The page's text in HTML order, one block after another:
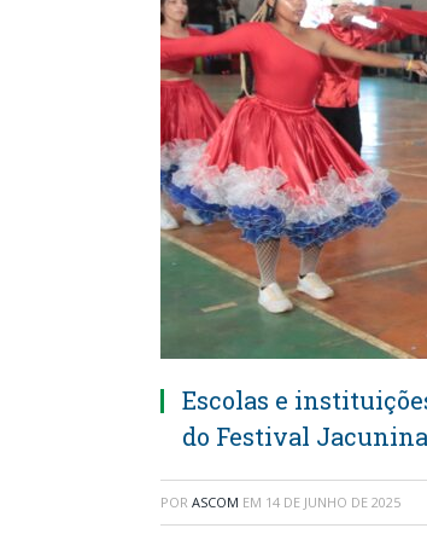
Escolas e
do Festival Jacunina
POR ASCOM EM 14 DE JUNHO DE 2025